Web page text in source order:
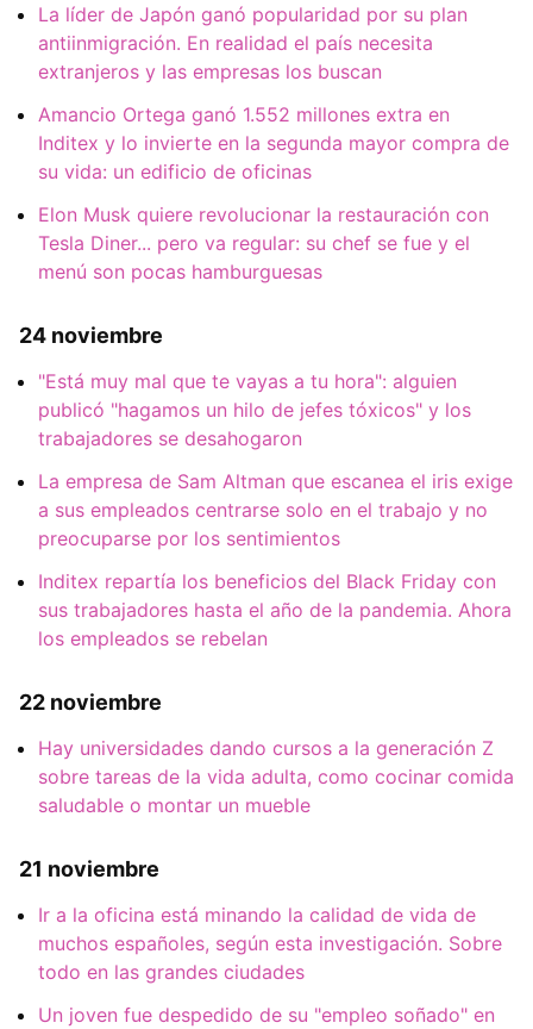
La líder de Japón ganó popularidad por su plan
antiinmigración. En realidad el país necesita
extranjeros y las empresas los buscan
Amancio Ortega ganó 1.552 millones extra en
Inditex y lo invierte en la segunda mayor compra de
su vida: un edificio de oficinas
Elon Musk quiere revolucionar la restauración con
Tesla Diner... pero va regular: su chef se fue y el
menú son pocas hamburguesas
24 noviembre
"Está muy mal que te vayas a tu hora": alguien
publicó "hagamos un hilo de jefes tóxicos" y los
trabajadores se desahogaron
La empresa de Sam Altman que escanea el iris exige
a sus empleados centrarse solo en el trabajo y no
preocuparse por los sentimientos
Inditex repartía los beneficios del Black Friday con
sus trabajadores hasta el año de la pandemia. Ahora
los empleados se rebelan
22 noviembre
Hay universidades dando cursos a la generación Z
sobre tareas de la vida adulta, como cocinar comida
saludable o montar un mueble
21 noviembre
Ir a la oficina está minando la calidad de vida de
muchos españoles, según esta investigación. Sobre
todo en las grandes ciudades
Un joven fue despedido de su "empleo soñado" en